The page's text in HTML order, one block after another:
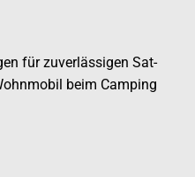
für zuverlässigen Sat-
beim Camping